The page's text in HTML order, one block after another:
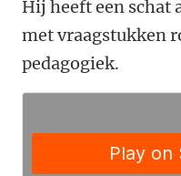
Hij heeft een
met vraagstukken
pedagogiek.